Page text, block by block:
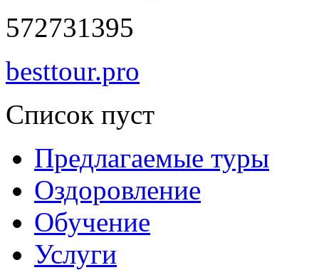
572731395
besttour.pro
Список пуст
Предлагаемые туры
Оздоровление
Обучение
Услуги